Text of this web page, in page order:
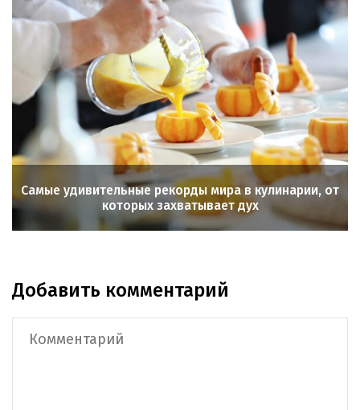
Самые удивительные рекорды мира в кулинарии, от
которых захватывает дух
Добавить комментарий